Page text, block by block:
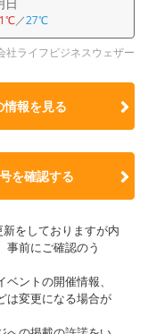
／27℃
社ライフビジネスウェザー
情報を見る
を確認する
をしておりますが内
事前にご確認のう
ントの開催情報、
は変更になる場合が